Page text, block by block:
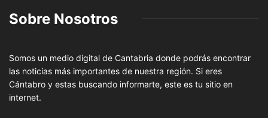
Sobre Nosotros
Somos un medio digital de Cantabria donde podrás encontrar
las noticias más importantes de nuestra región. Si eres
Cántabro y estas buscando informarte, este es tu sitio en
internet.